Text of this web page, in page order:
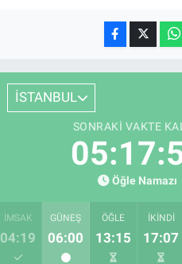
İSTANBUL
SONRAKI VAKTE
Öğle Namazı
İMSAK
04:19
GÜNEŞ
06:00
ÖĞLE
13:15
İKINDI
17:07